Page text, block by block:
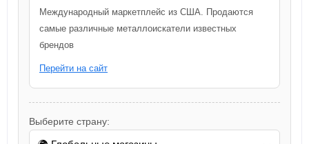
Международный маркетплейс из США. Продаются
самые различные металлоискатели известных
брендов
Перейти на сайт
Выберите страну: